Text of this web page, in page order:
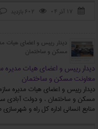
 ۱۷ آذر ۰۴  602 بازدید 
دیدار رییس و اعضای هیات
مسکن و ساختمان
دیدار رییس و اعضای هیات
معاونت مسکن و ساختمان
دیدار رییس و اعضای هیات مدیره
مسکن و ساختمان ، و دولت آبادی
منابع انسانی اداره کل راه و